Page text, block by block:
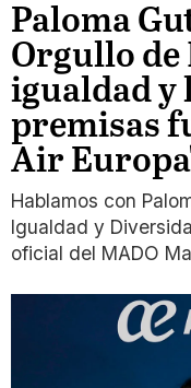
Paloma
Orgullo
igualdad y
premisas
Air
Hablamos con
Igualdad y
oficial del MADO